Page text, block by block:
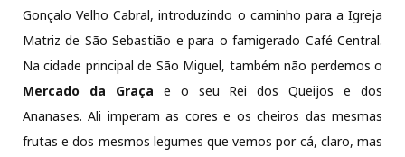
Gonçalo Velho Cabral, introduzindo o caminho para a Igreja
Matriz de São Sebastião e para o famigerado Café Central.
Na cidade principal de São Miguel, também não perdemos o
Mercado da Graça e o seu Rei dos Queijos e dos
Ananases. Ali imperam as cores e os cheiros das mesmas
frutas e dos mesmos legumes que vemos por cá, claro, mas